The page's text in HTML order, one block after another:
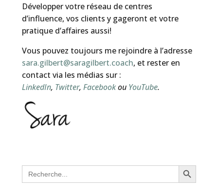
Développer votre réseau de centres
d’influence, vos clients y gageront et votre
pratique d’affaires aussi!
Vous pouvez toujours me rejoindre à l’adresse
sara.gilbert@saragilbert.coach, et rester en
contact via les médias sur :
LinkedIn, Twitter, Facebookou YouTube.
Search
for:
Search Button